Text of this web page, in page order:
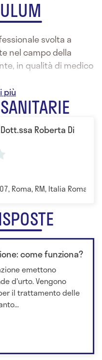
svolta a
nel campo della
in qualità di medico
: attività libero-
di flebologia
Operativa di
Filippo Neri” di
attività libero
di Medicina
Calibita
Tiberina)
professionale in
Internazionale di
Internazionale
Scientifico del
Italiana di
Congresso Nazionale
Anti-Aging
DIALOGO
ed. Tecniche
Roberta Di
Roma, RM, Italia Roma
come funziona?
emettono
d'urto. Vengono
il trattamento delle